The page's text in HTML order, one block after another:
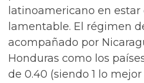
latinoamericano en
lamentable. El régimen
acompañado por
Honduras como los
de 0.40 (siendo 1 lo